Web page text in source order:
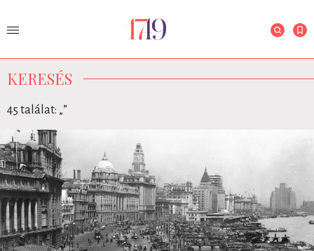
KERESÉS
45 találat: „”